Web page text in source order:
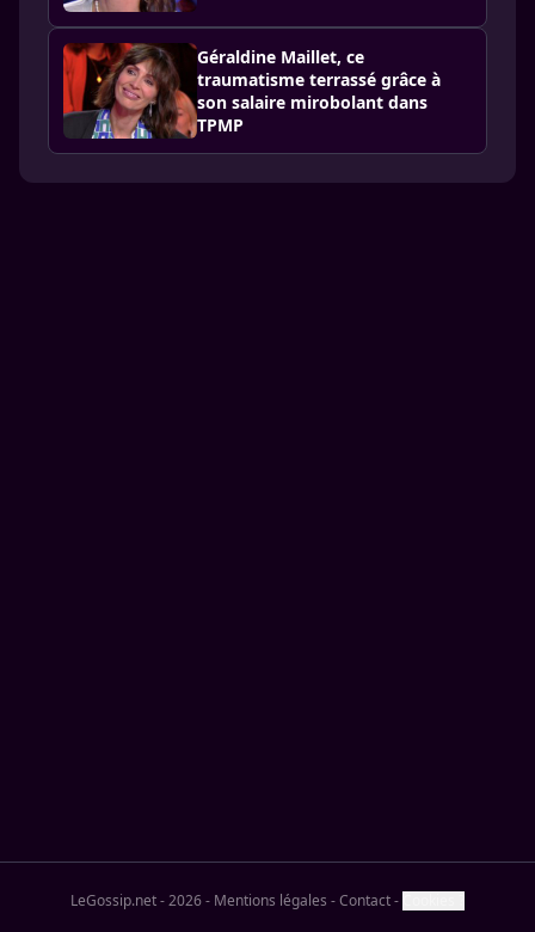
Géraldine Maillet, ce
traumatisme terrassé grâce à
son salaire mirobolant dans
TPMP
LeGossip.net - 2026- Mentions légales -Contact-